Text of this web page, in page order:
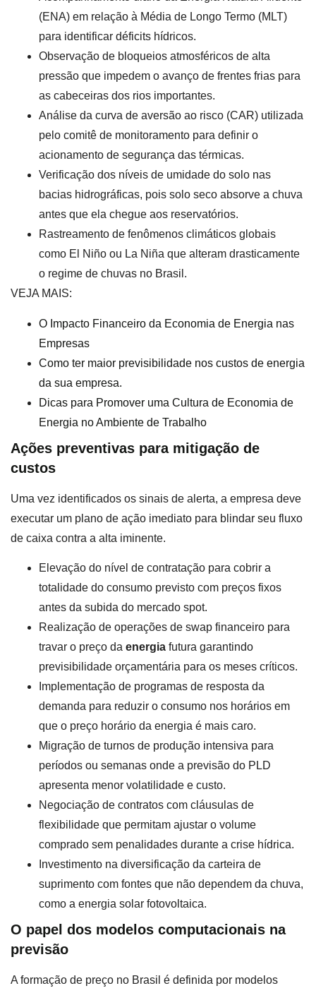
(ENA) em relação à Média de Longo Termo (MLT)
para identificar déficits hídricos.
Observação de bloqueios atmosféricos de alta
pressão que impedem o avanço de frentes frias para
as cabeceiras dos rios importantes.
Análise da curva de aversão ao risco (CAR) utilizada
pelo comitê de monitoramento para definir o
acionamento de segurança das térmicas.
Verificação dos níveis de umidade do solo nas
bacias hidrográficas, pois solo seco absorve a chuva
antes que ela chegue aos reservatórios.
Rastreamento de fenômenos climáticos globais
como El Niño ou La Niña que alteram drasticamente
o regime de chuvas no Brasil.
VEJA MAIS:
O Impacto Financeiro da Economia de Energia nas
Empresas
Como ter maior previsibilidade nos custos de energia
da sua empresa.
Dicas para Promover uma Cultura de Economia de
Energia no Ambiente de Trabalho
Ações preventivas para mitigação de
custos
Uma vez identificados os sinais de alerta, a empresa deve
executar um plano de ação imediato para blindar seu fluxo
de caixa contra a alta iminente.
Elevação do nível de contratação para cobrir a
totalidade do consumo previsto com preços fixos
antes da subida do mercado spot.
Realização de operações de swap financeiro para
travar o preço da energia futura garantindo
previsibilidade orçamentária para os meses críticos.
Implementação de programas de resposta da
demanda para reduzir o consumo nos horários em
que o preço horário da energia é mais caro.
Migração de turnos de produção intensiva para
períodos ou semanas onde a previsão do PLD
apresenta menor volatilidade e custo.
Negociação de contratos com cláusulas de
flexibilidade que permitam ajustar o volume
comprado sem penalidades durante a crise hídrica.
Investimento na diversificação da carteira de
suprimento com fontes que não dependem da chuva,
como a energia solar fotovoltaica.
O papel dos modelos computacionais na
previsão
A formação de preço no Brasil é definida por modelos